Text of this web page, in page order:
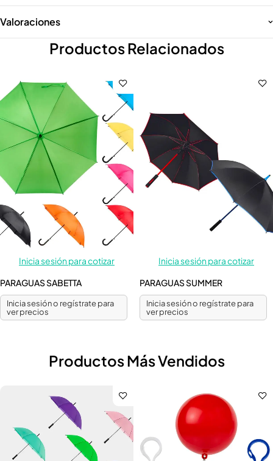
Valoraciones
Productos Relacionados
Inicia sesión para cotizar
PARAGUAS SABETTA
Inicia sesión o regístrate para
ver precios
Inicia sesión para cotizar
PARAGUAS SUMMER
Inicia sesión o regístrate para
ver precios
Productos Más Vendidos